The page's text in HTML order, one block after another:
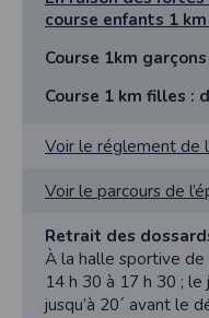
course enfants 1
Course 1km
Course 1 km filles :
Voir le réglement de
Voir le parcours de
Retrait des
À la halle sportive de
14 h 30 à 17 h 30 ;
jusqu’à 20´ avant le